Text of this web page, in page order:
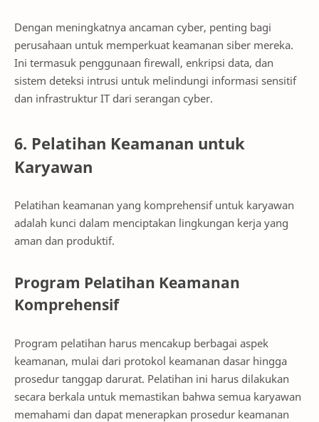
Dengan meningkatnya ancaman cyber, penting bagi
perusahaan untuk memperkuat keamanan siber mereka.
Ini termasuk penggunaan firewall, enkripsi data, dan
sistem deteksi intrusi untuk melindungi informasi sensitif
dan infrastruktur IT dari serangan cyber.
6. Pelatihan Keamanan untuk
Karyawan
Pelatihan keamanan yang komprehensif untuk karyawan
adalah kunci dalam menciptakan lingkungan kerja yang
aman dan produktif.
Program Pelatihan Keamanan
Komprehensif
Program pelatihan harus mencakup berbagai aspek
keamanan, mulai dari protokol keamanan dasar hingga
prosedur tanggap darurat. Pelatihan ini harus dilakukan
secara berkala untuk memastikan bahwa semua karyawan
memahami dan dapat menerapkan prosedur keamanan